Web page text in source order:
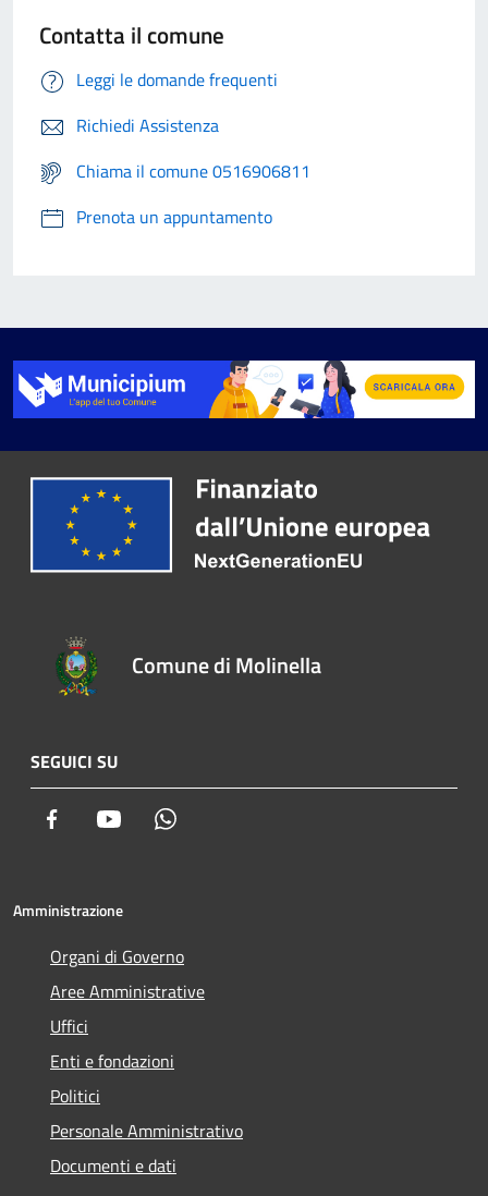
Contatta il comune
Leggi le domande frequenti
Richiedi Assistenza
Chiama il comune 0516906811
Prenota un appuntamento
Comune di Molinella
SEGUICI SU
Facebook Youtube
Amministrazione
Organi di Governo
Aree Amministrative
Uffici
Enti e fondazioni
Politici
Personale Amministrativo
Documenti e dati